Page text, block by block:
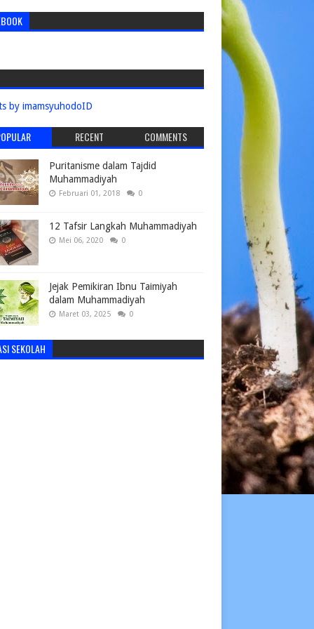
by imamsyuhodoID
RECENT COMMENTS
Puritanisme dalam Tajdid
Muhammadiyah
Februari 01, 2018 0
12 Tafsir Langkah Muhammadiyah
Mei 06, 2020 0
Jejak Pemikiran Ibnu Taimiyah
dalam Muhammadiyah
Maret 03, 2025 0
SEKOLAH